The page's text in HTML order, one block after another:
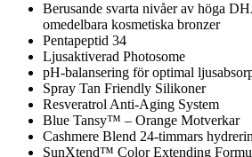
Berusande svarta nivåer av höga
omedelbara kosmetiska bronzer
Pentapeptid 34
Ljusaktiverad Photosome
pH-balansering för optimal
Spray Tan Friendly Silikoner
Resveratrol Anti-Aging System
Blue Tansy™ – Orange Motverkar
Cashmere Blend 24-timmars
SunXtend™ Color Extending